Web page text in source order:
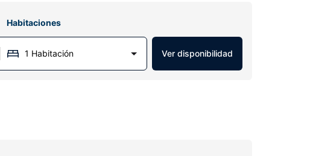
Habitaciones
1 Habitación Ver disponibilidad